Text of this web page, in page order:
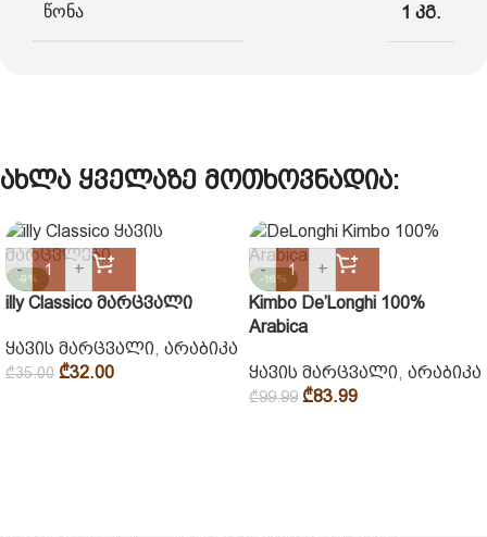
წონა 1 კგ.
ახლა ყველაზე მოთხოვნადია:
-9%
-
+
illy Classico მარცვალი
ყავის მარცვალი, არაბიკა
₾35.00 ₾32.00
-16%
-
+
Kimbo De’Longhi 100%
Arabica
ყავის მარცვალი, არაბიკა
₾99.99 ₾83.99